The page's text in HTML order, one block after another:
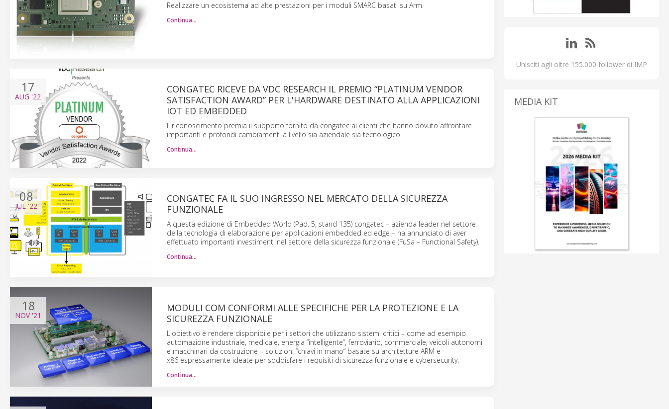
Realizzare un ecosistema ad alte prestazioni per i moduli SMARC basati su Arm.
Continua…
17
AUG '22
CONGATEC RICEVE DA VDC RESEARCH IL PREMIO “PLATINUM VENDOR
SATISFACTION AWARD” PER L'HARDWARE DESTINATO ALLA APPLICAZIONI
IOT ED EMBEDDED
Il riconoscimento premia il supporto fornito da congatec ai clienti che hanno dovuto affrontare
importanti e profondi cambiamenti a livello sia aziendale sia tecnologico.
Continua…
08
JUL '22
CONGATEC FA IL SUO INGRESSO NEL MERCATO DELLA SICUREZZA
FUNZIONALE
A questa edizione di Embedded World (Pad. 5, stand 135) congatec – azienda leader nel settore
della tecnologia di elaborazione per applicazioni embedded ed edge – ha annunciato di aver
effettuato importanti investimenti nel settore della sicurezza funzionale (FuSa – Functional Safety).
Continua…
18
NOV'21
MODULI COM CONFORMI ALLE SPECIFICHE PER LA PROTEZIONE E LA
SICUREZZA FUNZIONALE
L'obiettivo è rendere disponibile per i settori che utilizzano sistemi critici – come ad esempio
automazione industriale, medicale, energia “intelligente“, ferroviario, commerciale, veicoli autonomi
e macchinari da costruzione – soluzioni “chiavi in mano“ basate su architetture ARM e
x86 espressamente ideate per soddisfare i requisiti di sicurezza funzionale e cybersecurity.
Continua…
Unisciti agli oltre 155.000 follower di IMP
MEDIA KIT